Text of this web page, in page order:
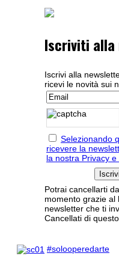
Iscriviti
Iscrivi alla
ricevi le novità sui
Selezionando
ricevere la
la nostra Privacy
Potrai cancellarti
momento grazie al
newsletter che ti
Cancellati di
#solooperedarte